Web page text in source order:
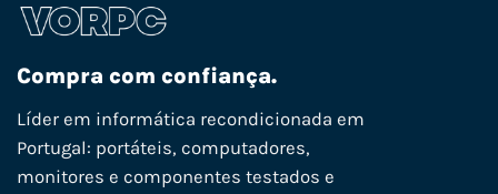
Compra com confiança.
Líder em informática recondicionada em
Portugal: portáteis, computadores,
monitores e componentes testados e